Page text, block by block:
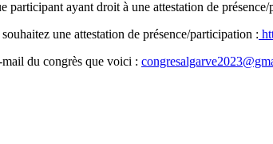
participant ayant droit à une attestation de
une attestation de présence/participation :
mail du congrès que voici :